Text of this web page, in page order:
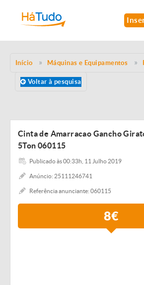
Início Máquinas e Equipamentos
Voltar à pesquisa
Cinta de Amarracao Gancho
5Ton 060115
Publicado às 00:33h, 11 Julho 2019
Anúncio: 25111246741
Referência anunciante: 060115
8€